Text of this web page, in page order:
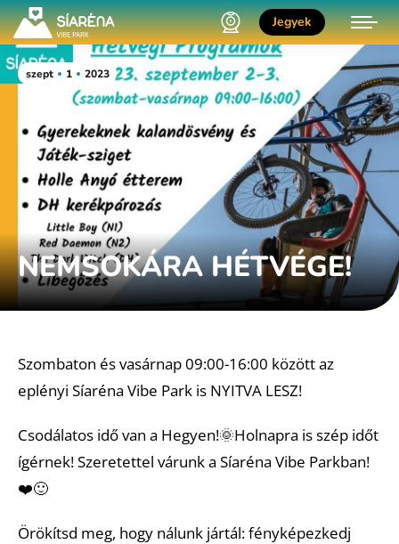
Jegyek
NEMSOKÁRA HÉTVÉGE!
szept 1 2023
Szombaton és vasárnap 09:00-16:00 között az
eplényi Síaréna Vibe Park is NYITVA LESZ!
Csodálatos idő van a Hegyen!🌞Holnapra is szép időt
ígérnek! Szeretettel várunk a Síaréna Vibe Parkban!
❤️🙂
Örökítsd meg, hogy nálunk jártál: fényképezkedj